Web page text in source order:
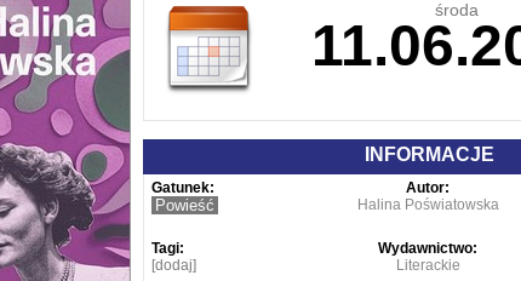
środa
INFORMACJE
Gatunek:
Powieść
Autor:
Halina Poświatowska
Tagi:
[dodaj]
Wydawnictwo:
Literackie